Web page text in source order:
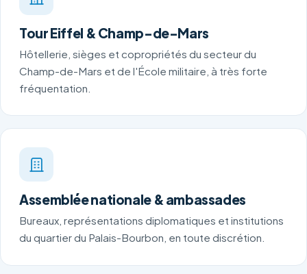
Tour Eiffel & Champ-de-Mars
Hôtellerie, sièges et copropriétés du secteur du
Champ-de-Mars et de l'École militaire, à très forte
fréquentation.
Assemblée nationale & ambassades
Bureaux, représentations diplomatiques et institutions
du quartier du Palais-Bourbon, en toute discrétion.